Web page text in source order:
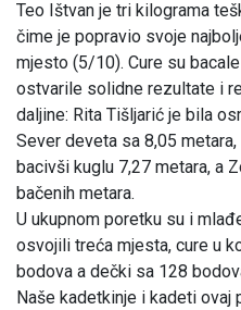
Teo Ištvan je tri kilograma
čime je popravio svoje
mjesto (5/10). Cure su
ostvarile solidne rezultate i
daljine: Rita Tišljarić je bila
Sever deveta sa 8,05
bacivši kuglu 7,27 metara, a
bačenih metara.
U ukupnom poretku su i
osvojili treća mjesta, cure u
bodova a dečki sa 128
Naše kadetkinje i kadeti